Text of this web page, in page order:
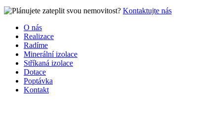
Kontaktujte nás
O nás
Realizace
Radíme
Minerální izolace
Stříkaná izolace
Dotace
Poptávka
Kontakt